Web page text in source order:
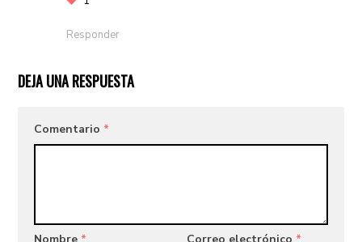
Responder
DEJA UNA RESPUESTA
Comentario *